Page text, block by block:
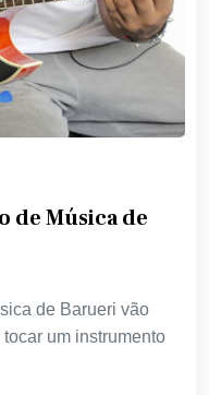
de Música de
de Barueri vão
um instrumento